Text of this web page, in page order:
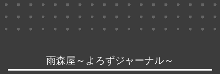
雨森屋～よろずジャーナル～